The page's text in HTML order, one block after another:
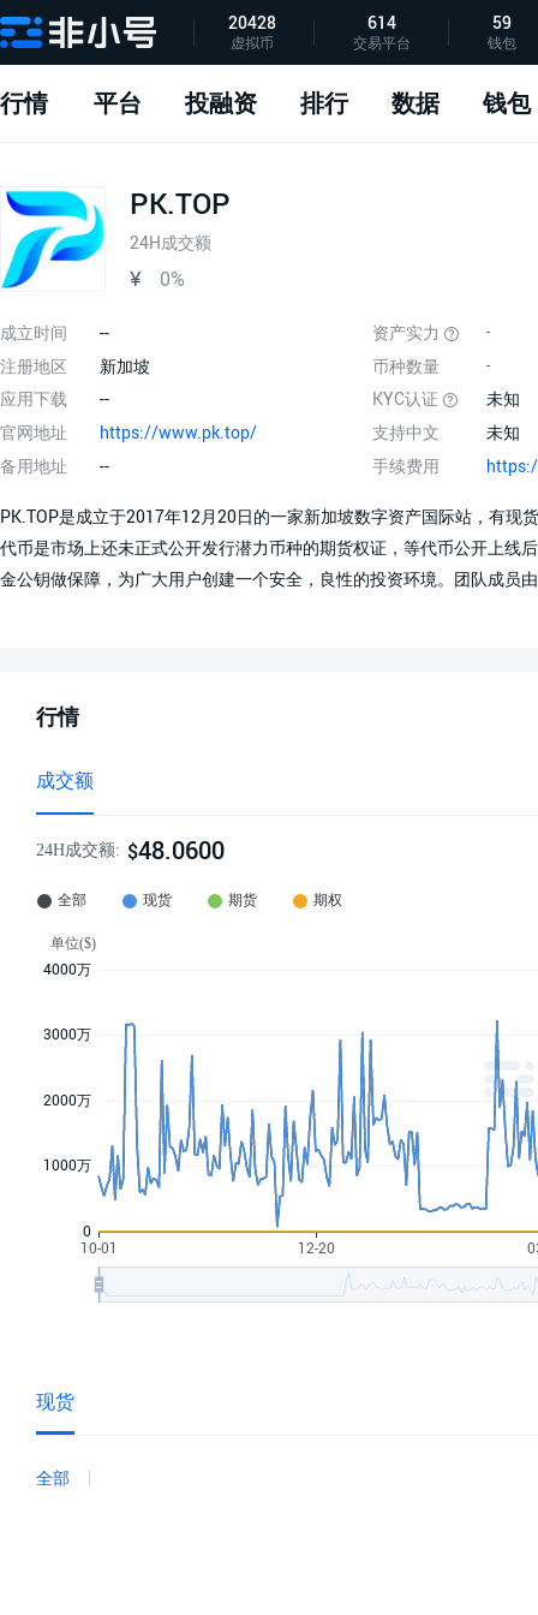
APP下载
指标说明
问题反馈
20428
虚拟币
614
交易平台
59
钱包
行情 平台 投融资 排行 数据 钱包
PK.TOP
24H成交额
¥ 0%
成立时间
--
注册地区
新加坡
应用下载
--
官网地址
https://www.pk.top/
备用地址
--
资产实力 -
币种数量 -
KYC认证
未知
支持中文
未知
手续费用
PK.TOP是成立于2017年12月20日的一家新加坡数字资产国际站，有
代币是市场上还未正式公开发行潜力币种的期货权证，等代币公开上线
金公钥做保障，为广大用户创建一个安全，良性的投资环境。团队成员
行情
成交额
24H成交额: $48.0600
现货
全部